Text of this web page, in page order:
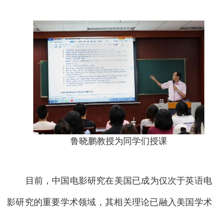
鲁晓鹏教授为同学们授课
目前，中国电影研究在美国已成为仅次于英语电
影研究的重要学术领域，其相关理论已融入美国学术